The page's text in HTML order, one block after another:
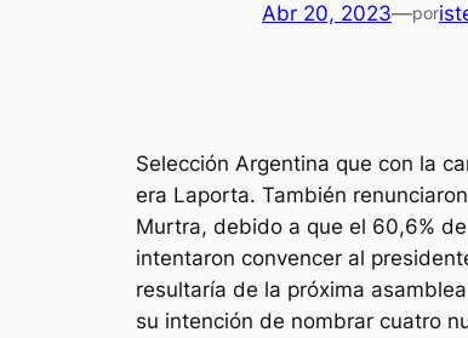
Abr 20, 2023—por
Selección Argentina que con la
era Laporta. También
Murtra, debido a que el 60,6%
intentaron convencer al
resultaría de la próxima
su intención de nombrar cuatro